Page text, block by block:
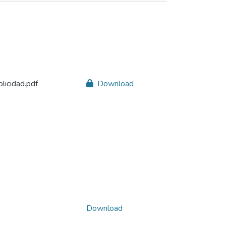
Download
Download